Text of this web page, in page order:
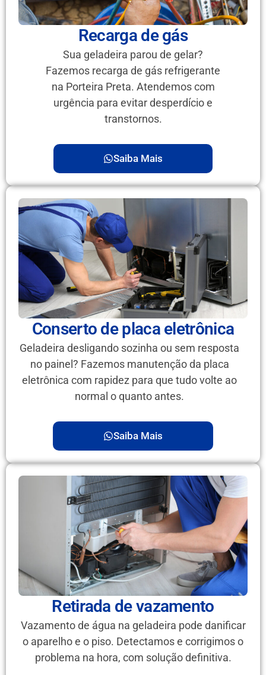
Recarga de gás
Sua geladeira parou de gelar?
Fazemos recarga de gás refrigerante
na Porteira Preta. Atendemos com
urgência para evitar desperdício e
transtornos.
Saiba Mais
Conserto de placa eletrônica
Geladeira desligando sozinha ou sem resposta
no painel? Fazemos manutenção da placa
eletrônica com rapidez para que tudo volte ao
normal o quanto antes.
Saiba Mais
Retirada de vazamento
Vazamento de água na geladeira pode danificar
o aparelho e o piso. Detectamos e corrigimos o
problema na hora, com solução definitiva.